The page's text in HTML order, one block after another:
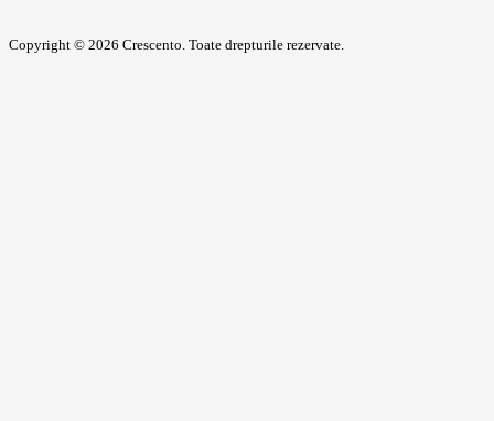
Copyright © 2026 Crescento. Toate drepturile rezervate.